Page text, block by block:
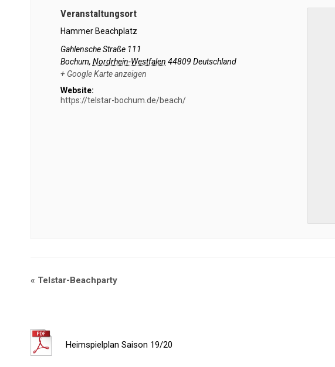
Veranstaltungsort
Hammer Beachplatz
Gahlensche Straße 111
Bochum, Nordrhein-Westfalen 44809 Deutschland
+ Google Karte anzeigen
Website:
https://telstar-bochum.de/beach/
« Telstar-Beachparty
Heimspielplan Saison 19/20